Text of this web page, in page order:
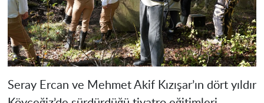
Seray Ercan ve Mehmet Akif Kızışar’ın dört yıldır